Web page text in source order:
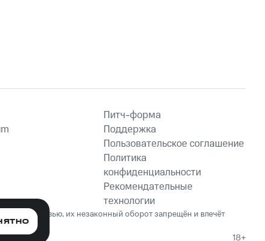
Питч-форма
Поддержка
Пользовательское соглашение
Политика
конфиденциальности
Рекомендательные
технологии
вред здоровью, их незаконный оборот запрещён и влечёт
18+